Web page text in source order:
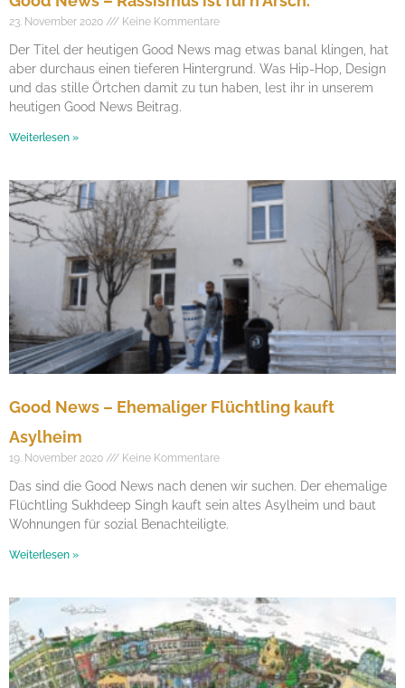
23. November 2020 Keine Kommentare
Der Titel der heutigen Good News mag etwas banal klingen, hat
aber durchaus einen tieferen Hintergrund. Was Hip-Hop, Design
und das stille Örtchen damit zu tun haben, lest ihr in unserem
heutigen Good News Beitrag.
Weiterlesen »
Good News – Ehemaliger Flüchtling kauft
Asylheim
19. November 2020 Keine Kommentare
Das sind die Good News nach denen wir suchen. Der ehemalige
Flüchtling Sukhdeep Singh kauft sein altes Asylheim und baut
Wohnungen für sozial Benachteiligte.
Weiterlesen »